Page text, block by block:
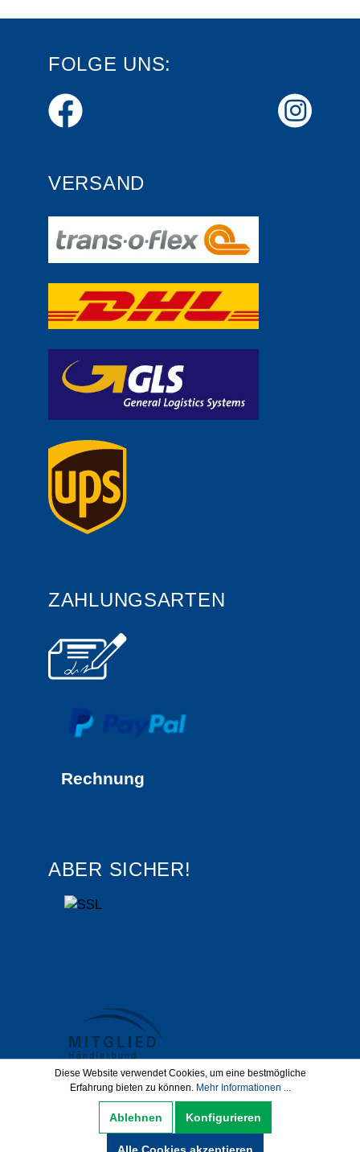
FOLGE UNS:
VERSAND
ZAHLUNGSARTEN
Rechnung
ABER SICHER!
Datenschutz AGB
Impressum
Diese Website verwendet Cookies, um eine bestmögliche
Erfahrung bieten zu können. Mehr Informationen ...
Ablehnen Konfigurieren